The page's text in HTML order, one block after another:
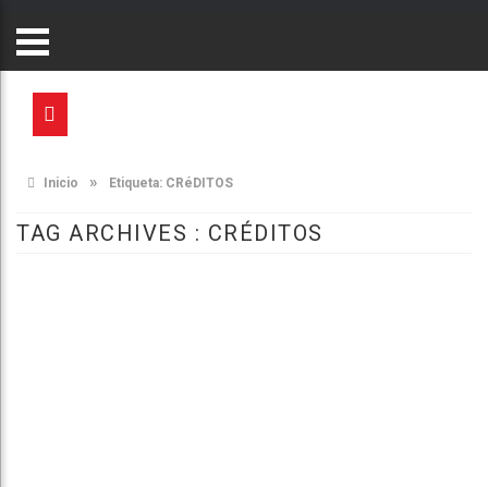
Inicio » Etiqueta: CRéDITOS
TAG ARCHIVES : CRÉDITOS